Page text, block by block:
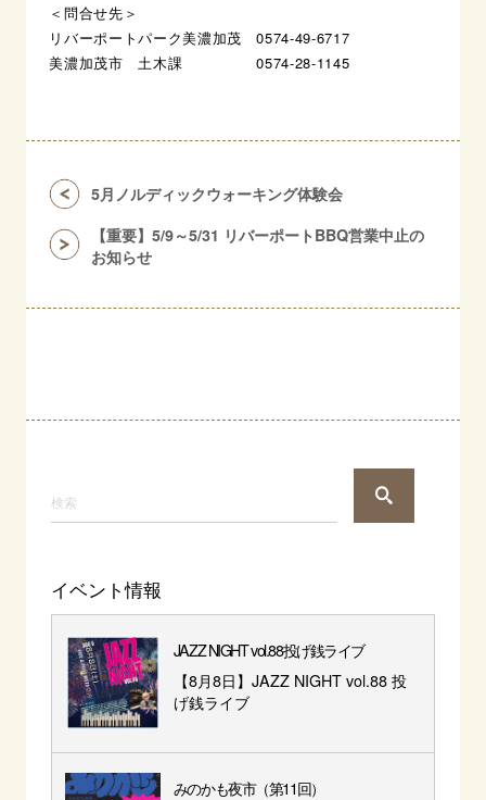
＜問合せ先＞
リバーポートパーク美濃加茂 0574-49-6717
美濃加茂市 土木課 0574-28-1145
5月ノルディックウォーキング体験会
【重要】5/9～5/31 リバーポートBBQ営業中止の
お知らせ
イベント情報
JAZZ NIGHT vol.88投げ銭ライブ
【8月8日】JAZZ NIGHT vol.88 投
げ銭ライブ
みのかも夜市（第11回）